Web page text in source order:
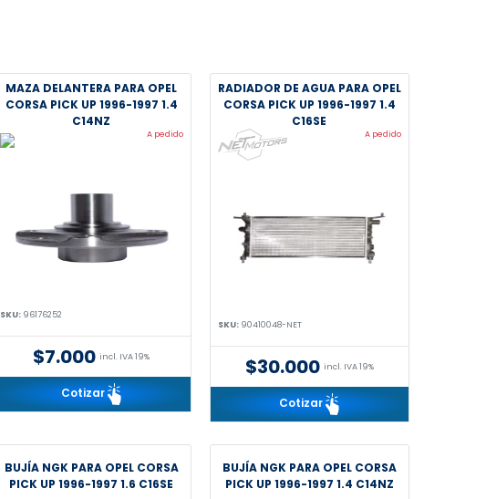
MAZA DELANTERA PARA OPEL
CORSA PICK UP 1996-1997 1.4
C14NZ
A pedido
SKU: 96176252
$7.000 incl. IVA 19%
Cotizar
RADIADOR DE AGUA PARA OPEL
CORSA PICK UP 1996-1997 1.4
C16SE
A pedido
SKU: 90410048-NET
$30.000 incl. IVA 19%
Cotizar
BUJÍA NGK PARA OPEL CORSA
PICK UP 1996-1997 1.6 C16SE
BUJÍA NGK PARA OPEL CORSA
PICK UP 1996-1997 1.4 C14NZ